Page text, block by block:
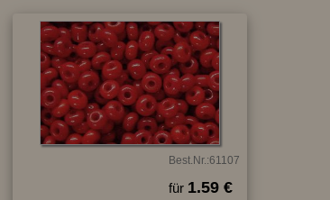
Best.Nr.:61107
für 1.59 €